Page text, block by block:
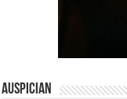
Auspician